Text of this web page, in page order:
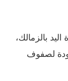
بالزمالك،
لصفوف